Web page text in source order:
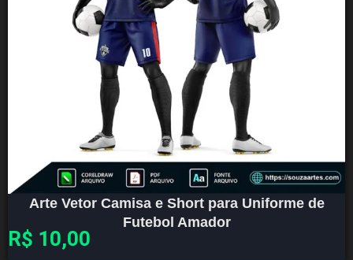
Arte Vetor Camisa e Short para Uniforme de
Futebol Amador
R$ 10,00